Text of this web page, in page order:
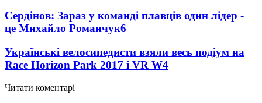
Сердінов: Зараз у команді плавців один лідер -
це Михайло Романчук6
Українські велосипедисти взяли весь подіум на
Race Horizon Park 2017 і VR W4
Читати коментарі